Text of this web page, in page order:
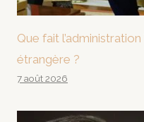
Que fait
étrangère ?
7 août 2026